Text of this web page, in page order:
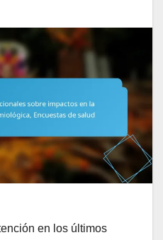
en los últimos